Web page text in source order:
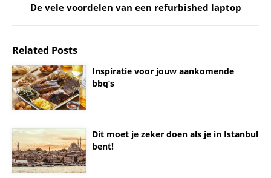
De vele voordelen van een refurbished laptop
Related Posts
Inspiratie voor jouw aankomende
bbq’s
Dit moet je zeker doen als je in Istanbul
bent!